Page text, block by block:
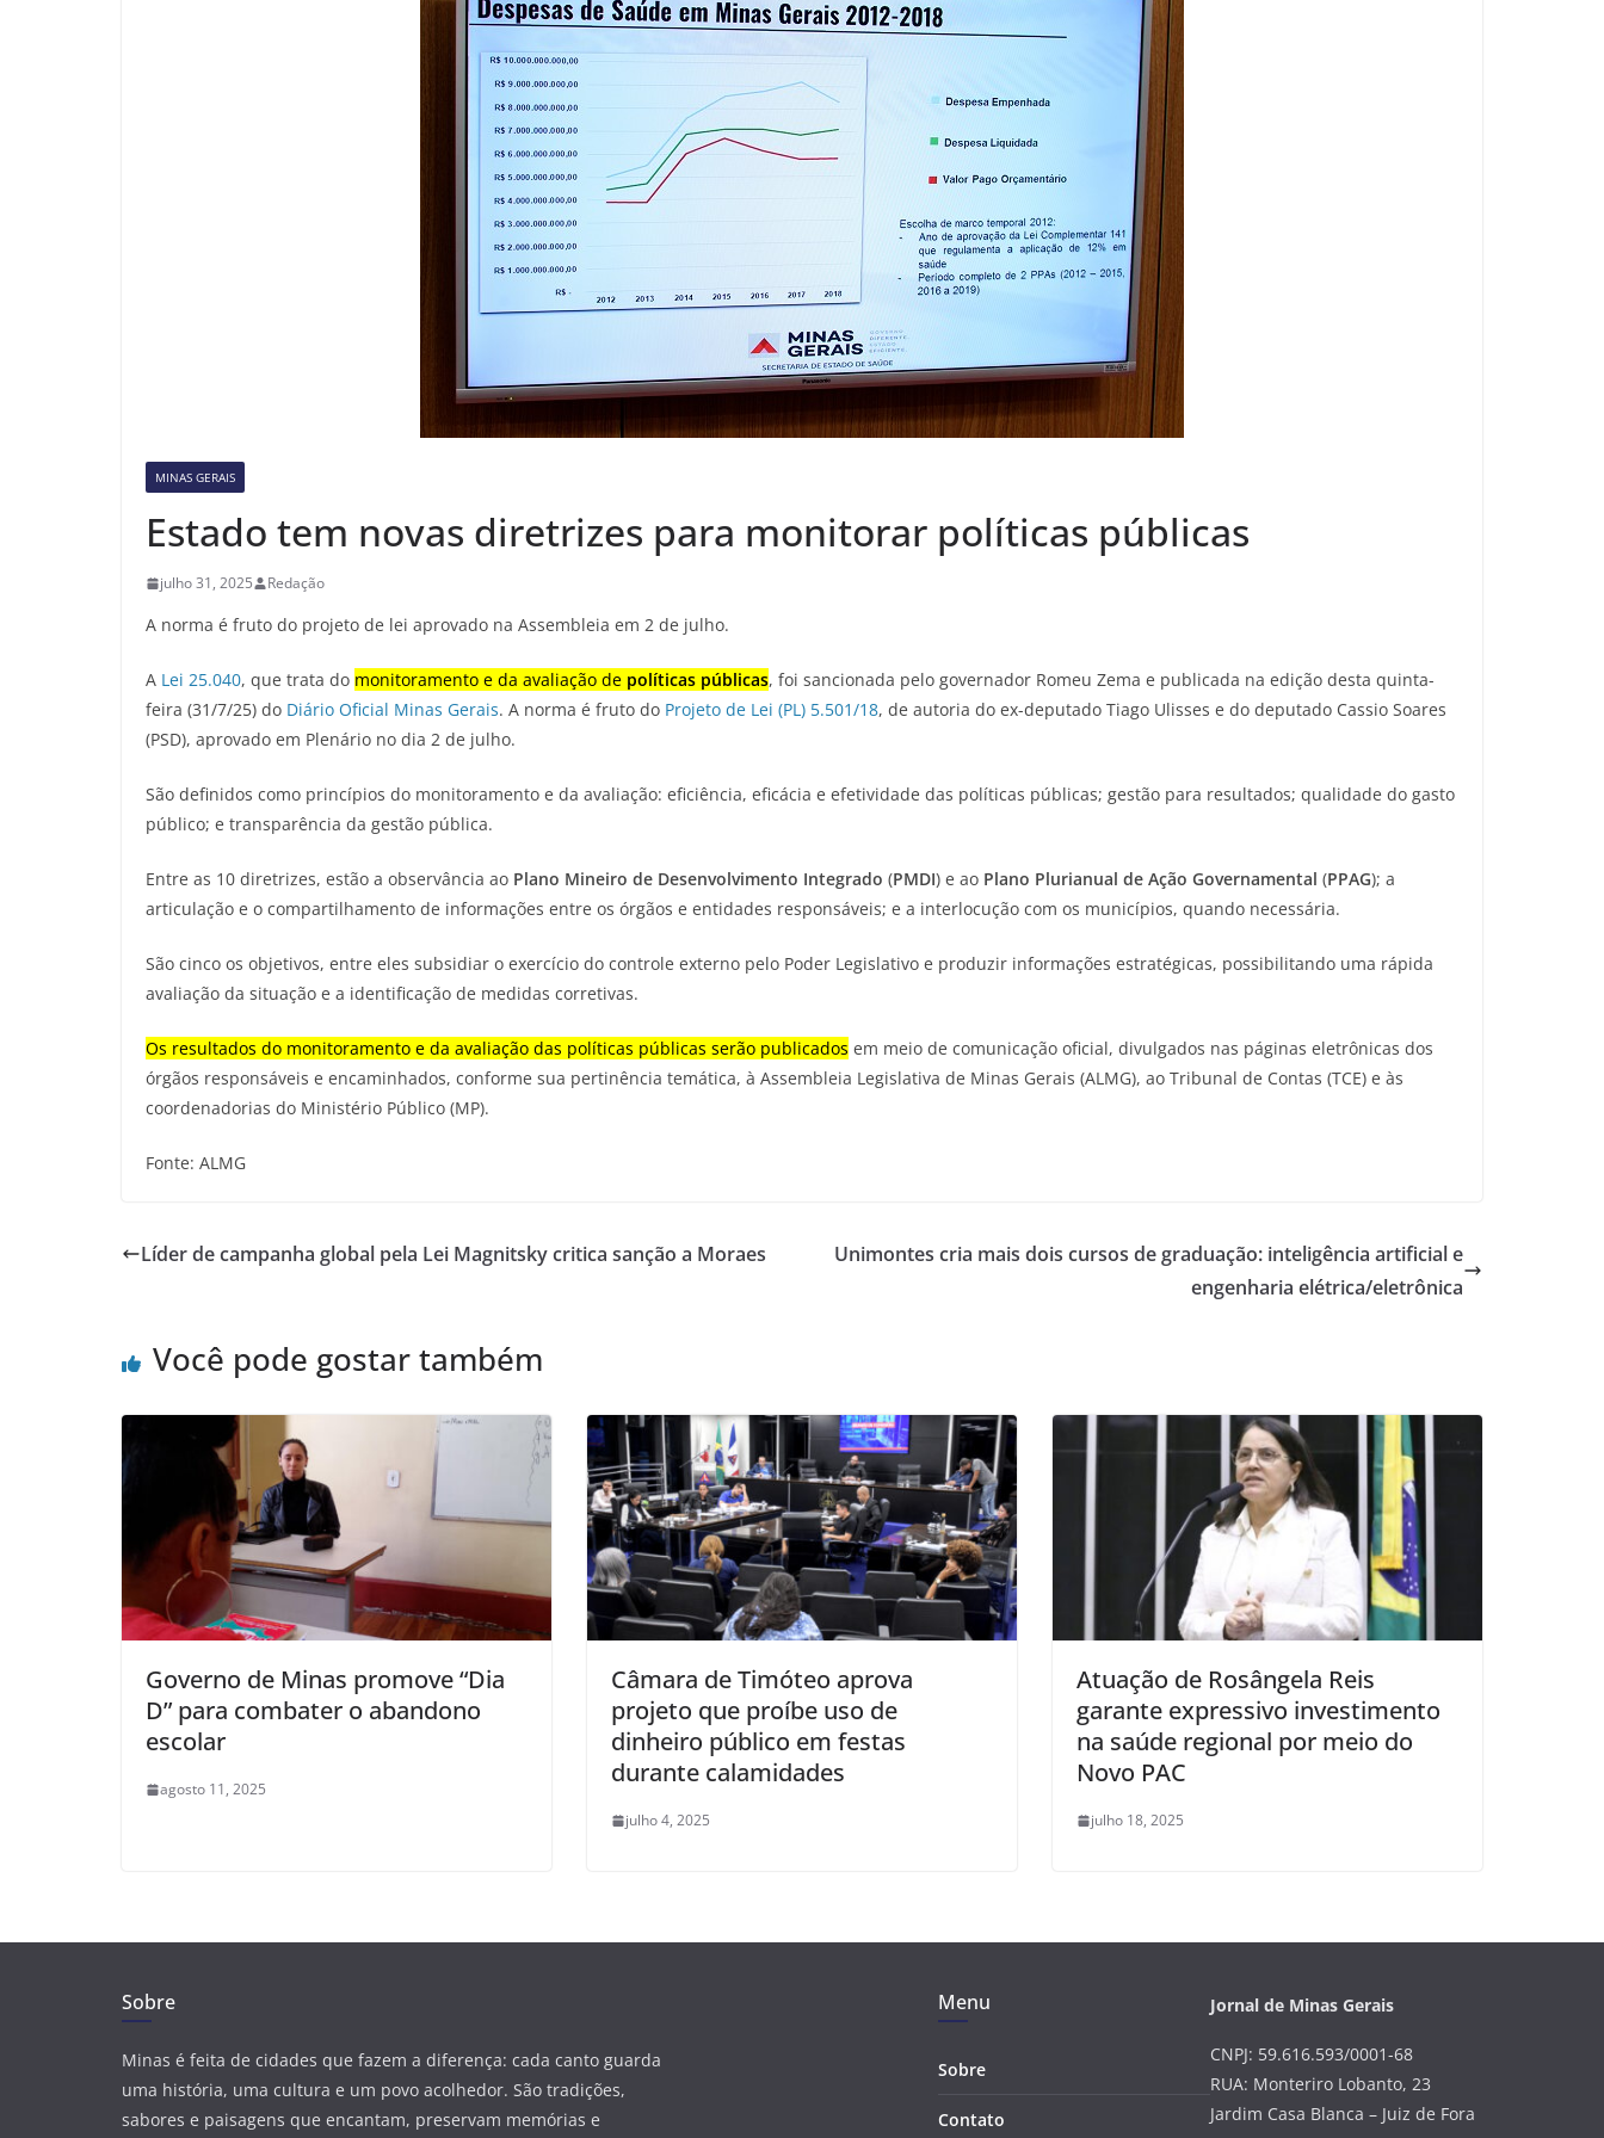
MINAS GERAIS
Estado tem novas diretrizes para monitorar políticas públicas
julho 31, 2025 Redação
A norma é fruto do projeto de lei aprovado na Assembleia em 2 de julho.
A Lei 25.040, que trata do monitoramento e da avaliação de políticas públicas, foi sancionada pelo governador Romeu Zema e publicada na edição desta quinta-
feira (31/7/25) do Diário Oficial Minas Gerais. A norma é fruto do Projeto de Lei (PL) 5.501/18, de autoria do ex-deputado Tiago Ulisses e do deputado Cassio Soares
(PSD), aprovado em Plenário no dia 2 de julho.
São definidos como princípios do monitoramento e da avaliação: eficiência, eficácia e efetividade das políticas públicas; gestão para resultados; qualidade do gasto
público; e transparência da gestão pública.
Entre as 10 diretrizes, estão a observância ao Plano Mineiro de Desenvolvimento Integrado (PMDI) e ao Plano Plurianual de Ação Governamental (PPAG); a
articulação e o compartilhamento de informações entre os órgãos e entidades responsáveis; e a interlocução com os municípios, quando necessária.
São cinco os objetivos, entre eles subsidiar o exercício do controle externo pelo Poder Legislativo e produzir informações estratégicas, possibilitando uma rápida
avaliação da situação e a identificação de medidas corretivas.
Os resultados do monitoramento e da avaliação das políticas públicas serão publicados em meio de comunicação oficial, divulgados nas páginas eletrônicas dos
órgãos responsáveis e encaminhados, conforme sua pertinência temática, à Assembleia Legislativa de Minas Gerais (ALMG), ao Tribunal de Contas (TCE) e às
coordenadorias do Ministério Público (MP).
Fonte: ALMG
Líder de campanha global pela Lei Magnitsky critica sanção a Moraes
Unimontes cria mais dois cursos de graduação: inteligência artificial e
engenharia elétrica/eletrônica
Você pode gostar também
Governo de Minas promove “Dia
D” para combater o abandono
escolar
agosto 11, 2025
Câmara de Timóteo aprova
projeto que proíbe uso de
dinheiro público em festas
durante calamidades
julho 4, 2025
Atuação de Rosângela Reis
garante expressivo investimento
na saúde regional por meio do
Novo PAC
julho 18, 2025
Sobre
Minas é feita de cidades que fazem a diferença: cada canto guarda
uma história, uma cultura e um povo acolhedor. São tradições,
sabores e paisagens que encantam, preservam memórias e
Menu
Sobre
Contato
Jornal de Minas Gerais
CNPJ: 59.616.593/0001-68
RUA: Monteriro Lobanto, 23
Jardim Casa Blanca – Juiz de Fora